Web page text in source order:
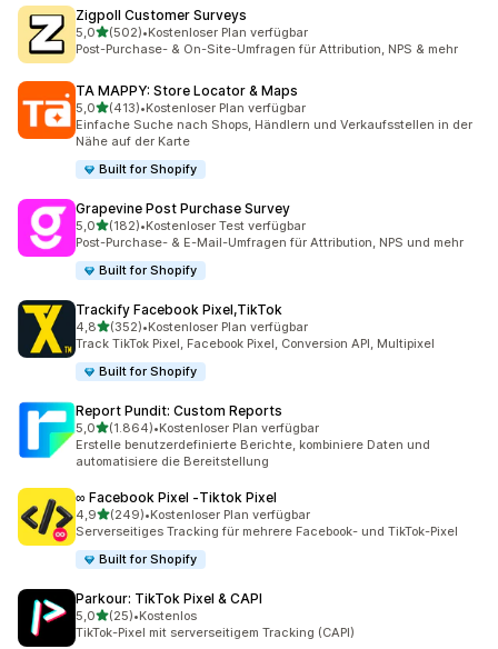
Zigpoll Customer Surveys
5,0von 5 Sternen
(502)
502 Rezensionen insgesamt
•Kostenloser Plan verfügbar
Post-Purchase- & On-Site-Umfragen für Attribution, NPS & mehr
TA MAPPY: Store Locator & Maps
5,0von 5 Sternen
(413)
413 Rezensionen insgesamt
•Kostenloser Plan verfügbar
Einfache Suche nach Shops, Händlern und Verkaufsstellen in der
Nähe auf der Karte
Built for Shopify
Grapevine Post Purchase Survey
5,0von 5 Sternen
(182)
182 Rezensionen insgesamt
•Kostenloser Test verfügbar
Post-Purchase- & E-Mail-Umfragen für Attribution, NPS und mehr
Built for Shopify
Trackify Facebook Pixel,TikTok
4,8von 5 Sternen
(352)
352 Rezensionen insgesamt
•Kostenloser Plan verfügbar
Track TikTok Pixel, Facebook Pixel, Conversion API, Multipixel
Built for Shopify
Report Pundit: Custom Reports
5,0von 5 Sternen
(1.864)
1864 Rezensionen insgesamt
•Kostenloser Plan verfügbar
Erstelle benutzerdefinierte Berichte, kombiniere Daten und
automatisiere die Bereitstellung
∞ Facebook Pixel ‑Tiktok Pixel
4,9von 5 Sternen
(249)
249 Rezensionen insgesamt
•Kostenloser Plan verfügbar
Serverseitiges Tracking für mehrere Facebook- und TikTok-Pixel
Built for Shopify
Parkour: TikTok Pixel & CAPI
5,0von 5 Sternen
(25)
25 Rezensionen insgesamt
•Kostenlos
TikTok-Pixel mit serverseitigem Tracking (CAPI)